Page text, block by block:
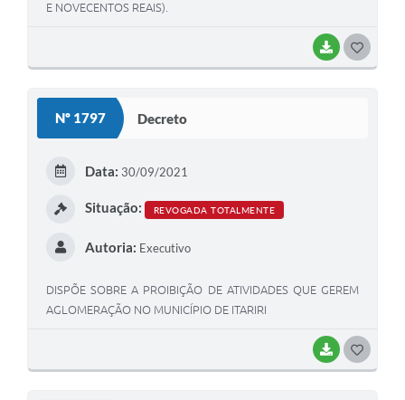
BAIXAR
E NOVECENTOS REAIS).
Nº 1797 Decreto
BAIXAR
Data: 30/09/2021
Situação: REVOGADA TOTALMENTE
Autoria: Executivo
DISPÕE SOBRE A PROIBIÇÃO DE ATIVIDADES QUE GEREM
AGLOMERAÇÃO NO MUNICÍPIO DE ITARIRI